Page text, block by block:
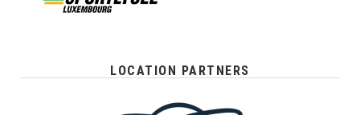
LOCATION PARTNERS